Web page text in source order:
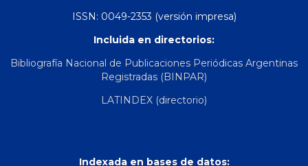
ISSN: 0049-2353 (versión impresa)
Incluida en directorios:
Bibliografía Nacional de Publicaciones Periódicas Argentinas
Registradas (BINPAR)
LATINDEX (directorio)
Indexada en bases de datos: